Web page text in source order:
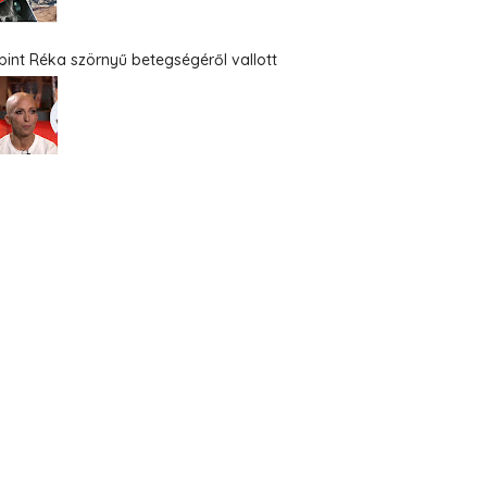
Réka szörnyű betegségéről vallott